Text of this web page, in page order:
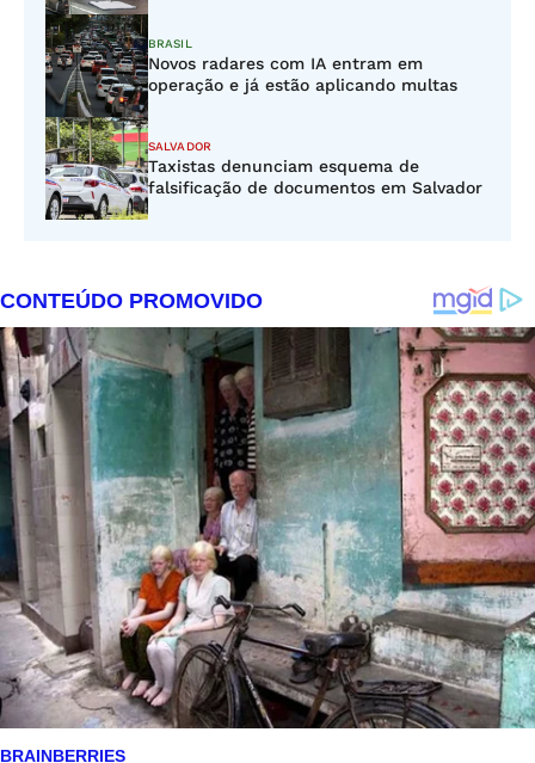
BRASIL
Novos radares com IA entram em
operação e já estão aplicando multas
SALVADOR
Taxistas denunciam esquema de
falsificação de documentos em Salvador